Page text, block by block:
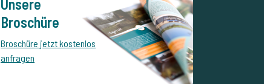
Unsere
Broschüre
Broschüre jetzt kostenlos
anfragen